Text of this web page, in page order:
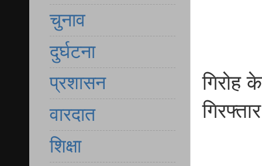
गिरोह
गिरफ्तार
चुनाव
दुर्घटना
प्रशासन
वारदात
शिक्षा